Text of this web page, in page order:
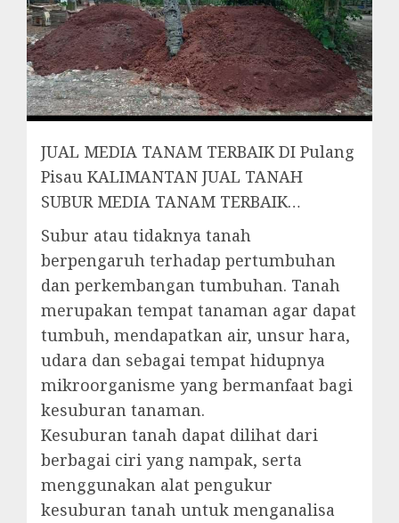
JUAL MEDIA TANAM TERBAIK DI Pulang
Pisau KALIMANTAN JUAL TANAH
SUBUR MEDIA TANAM TERBAIK…
Subur atau tidaknya tanah
berpengaruh terhadap pertumbuhan
dan perkembangan tumbuhan. Tanah
merupakan tempat tanaman agar dapat
tumbuh, mendapatkan air, unsur hara,
udara dan sebagai tempat hidupnya
mikroorganisme yang bermanfaat bagi
kesuburan tanaman.
Kesuburan tanah dapat dilihat dari
berbagai ciri yang nampak, serta
menggunakan alat pengukur
kesuburan tanah untuk menganalisa